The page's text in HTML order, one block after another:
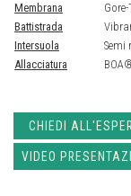
Membrana
Battistrada
Intersuola
Semi
Allacciatura
CHIEDI
VIDEO